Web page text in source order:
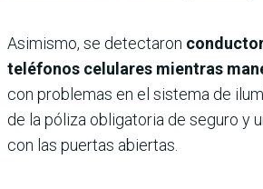
Asimismo, se detectaron
teléfonos celulares mientras
con problemas en el sistema de
de la póliza obligatoria de seguro y
con las puertas abiertas.